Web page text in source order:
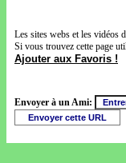
Les sites webs et les vidéos
Si vous trouvez cette page
Ajouter aux Favoris !
Envoyer à un Ami: